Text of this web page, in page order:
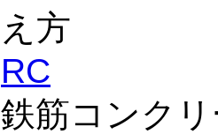
え方
RC
鉄筋コンク